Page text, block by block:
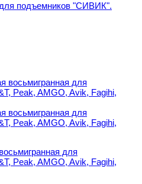
подъемников "СИВИК".
для подъемников
для
Peak, AMGO, Avik, Fagihi,